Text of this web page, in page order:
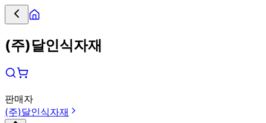
(주)달인식자재
판매자
(주)달인식자재